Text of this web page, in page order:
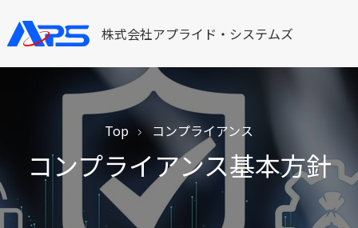
株式会社アプライド・システムズ
Top コンプライアンス
コンプライアンス基本方針